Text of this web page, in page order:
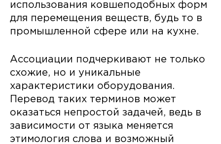
использования ковшеподобных форм
для перемещения веществ, будь то в
промышленной сфере или на кухне.
Ассоциации подчеркивают не только
схожие, но и уникальные
характеристики оборудования.
Перевод таких терминов может
оказаться непростой задачей, ведь в
зависимости от языка меняется
этимология слова и возможный